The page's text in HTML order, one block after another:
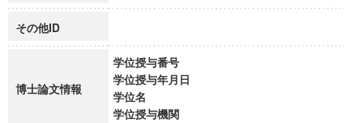
その他ID
博士論文情報
学位授与番号
学位授与年月日
学位名
学位授与機関